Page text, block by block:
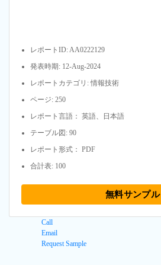
レポートID: AA0222129
発表時期: 12-Aug-2024
レポートカテゴリ: 情報技術
ページ: 250
レポート言語： 英語、日本語
テーブル図: 90
レポート形式： PDF
合計表: 100
無料サンプル
Call
Email
Request Sample